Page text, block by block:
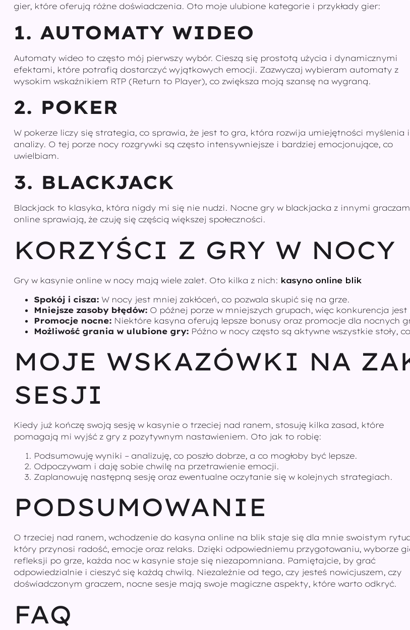
gier, które oferują różne doświadczenia. Oto moje ulubione kategorie i przykłady gier:
1. AUTOMATY WIDEO
Automaty wideo to często mój pierwszy wybór. Cieszą się prostotą użycia i dynamicznymi
efektami, które potrafią dostarczyć wyjątkowych emocji. Zazwyczaj wybieram automaty z
wysokim wskaźnikiem RTP (Return to Player), co zwiększa moją szansę na wygraną.
2. POKER
W pokerze liczy się strategia, co sprawia, że jest to gra, która rozwija umiejętności myślenia i
analizy. O tej porze nocy rozgrywki są często intensywniejsze i bardziej emocjonujące, co
uwielbiam.
3. BLACKJACK
Blackjack to klasyka, która nigdy mi się nie nudzi. Nocne gry w blackjacka z innymi
online sprawiają, że czuję się częścią większej społeczności.
KORZYŚCI Z GRY W NOCY
Gry w kasynie online w nocy mają wiele zalet. Oto kilka z nich: kasyno online blik
Spokój i cisza: W nocy jest mniej zakłóceń, co pozwala skupić się na grze.
Mniejsze zasoby błędów: O późnej porze w mniejszych grupach, więc konkurencja
Promocje nocne: Niektóre kasyna oferują lepsze bonusy oraz promocje dla nocnych
Możliwość grania w ulubione gry: Późno w nocy często są aktywne wszystkie stoły,
MOJE WSKAZÓWKI NA
SESJI
Kiedy już kończę swoją sesję w kasynie o trzeciej nad ranem, stosuję kilka zasad, które
pomagają mi wyjść z gry z pozytywnym nastawieniem. Oto jak to robię:
Podsumowuję wyniki – analizuję, co poszło dobrze, a co mogłoby być lepsze.
Odpoczywam i daję sobie chwilę na przetrawienie emocji.
Zaplanowuję następną sesję oraz ewentualne oczytanie się w kolejnych strategiach.
PODSUMOWANIE
O trzeciej nad ranem, wchodzenie do kasyna online na blik staje się dla mnie swoistym
który przynosi radość, emocje oraz relaks. Dzięki odpowiedniemu przygotowaniu, wyborze
refleksji po grze, każda noc w kasynie staje się niezapomniana. Pamiętajcie, by grać
odpowiedzialnie i cieszyć się każdą chwilą. Niezależnie od tego, czy jesteś nowicjuszem, czy
doświadczonym graczem, nocne sesje mają swoje magiczne aspekty, które warto odkryć.
FAQ